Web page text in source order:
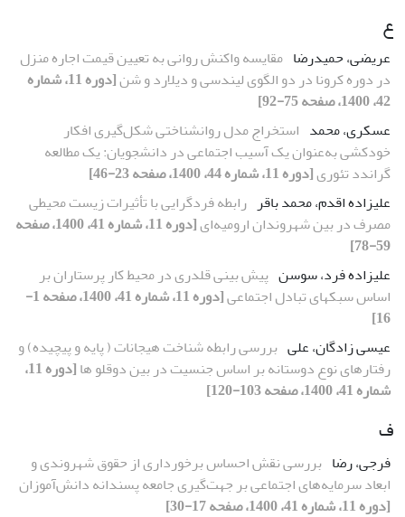
ع
عریضی، حمیدرضا مقایسه واکنش روانی به تعیین قیمت اجاره منزل
در دوره کرونا در دو الگوی لیندسی و دیلارد و شن
[دوره 11، شماره
42، 1400، صفحه 75-92]
عسکری، محمد استخراج مدل روانشناختی شکل‌گیری افکار
خودکشی به‌عنوان یک آسیب اجتماعی در دانشجویان: یک مطالعه
گراندد تئوری[دوره 11، شماره 44، 1400، صفحه 23-46]
علیزاده اقدم، محمد باقر رابطه فردگرایی با تأثیرات زیست محیطی
مصرف در بین شهروندان ارومیه‌ای
[دوره 11، شماره 41، 1400، صفحه
59-78]
علیزاده فرد، سوسن پیش بینی قلدری در محیط کار پرستاران بر
اساس سبک‏های تبادل اجتماعی
[دوره 11، شماره 41، 1400، صفحه 1-
16]
عیسی زادگان، علی بررسی رابطه شناخت هیجانات ( پایه و پیچیده) و
رفتارهای نوع دوستانه بر اساس جنسیت در بین دوقلو ها
[دوره 11،
شماره 41، 1400، صفحه 103-120]
ف
فرجی، رضا بررسی نقش احساس برخورداری از حقوق شهروندی و
ابعاد سرمایه‌های اجتماعی بر جهت‌گیری جامعه پسندانه دانش‌آموزان
[دوره 11، شماره 41، 1400، صفحه 17-30]